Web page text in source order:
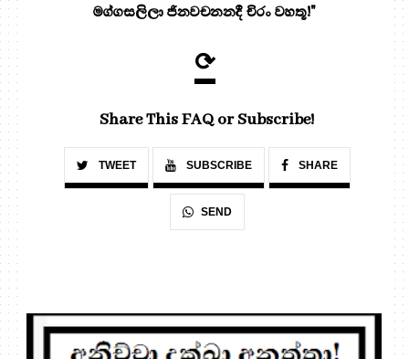
මග්ගසලිලා ජිනවචනනදී චිරං වහතූ!"
⟳
Share This FAQ or Subscribe!
TWEET SUBSCRIBE SHARE
SEND